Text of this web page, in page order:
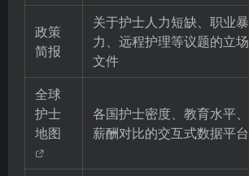
政策
简报
关于护士人力短缺、职业暴
力、远程护理等议题的立场
文件
全球
护士
地图
各国护士密度、教育水平、
薪酬对比的交互式数据平台